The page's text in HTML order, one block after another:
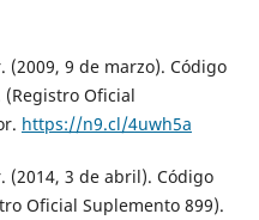
(2009, 9 de marzo). Código
Oficial
https://n9.cl/4uwh5a
(2014, 3 de abril). Código
Oficial Suplemento 899).